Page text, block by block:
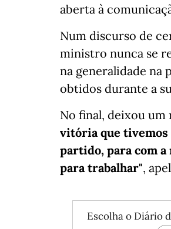
aberta à
Num discurso de
ministro nunca se
na generalidade na
obtidos durante a
No final, deixou
vitória que tivemos
partido, para com a
para trabalhar",
Escolha o Diário